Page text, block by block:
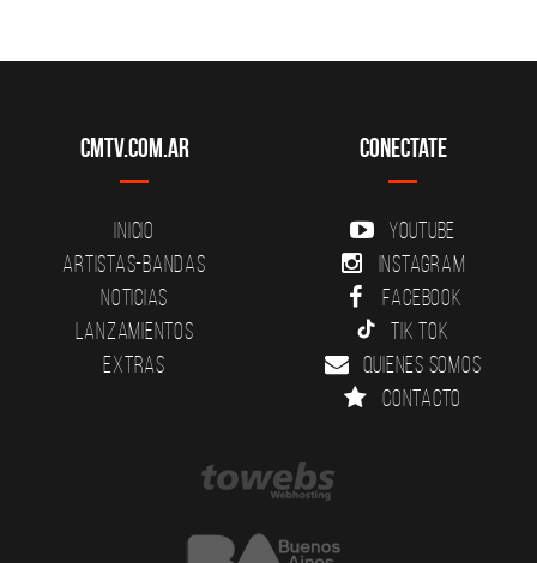
CMTV.com.ar
Inicio
Artistas-Bandas
Noticias
Lanzamientos
Extras
Conectate
YouTube
Instagram
Facebook
Tik Tok
Quienes somos
Contacto